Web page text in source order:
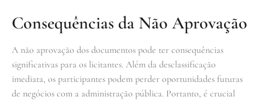
Consequências da Não Aprovação
A não aprovação dos documentos pode ter consequências
significativas para os licitantes. Além da desclassificação
imediata, os participantes podem perder oportunidades futuras
de negócios com a administração pública. Portanto, é crucial